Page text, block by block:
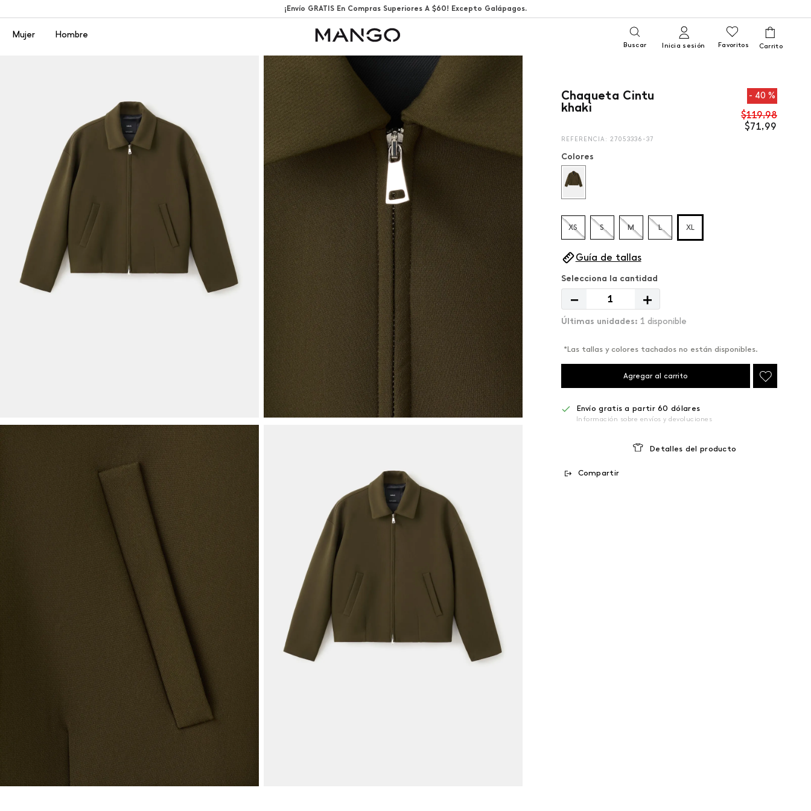
¡Envío GRATIS En Compras Superiores A $60! Excepto Galápagos.
Menú
Mujer Hombre
Buscar Inicia sesión Favoritos
Chaqueta Cintu
khaki
40 %
$119,98
$71,99
REFERENCIA : 27053336-37
Colores
XS S M L XL
Guía de tallas
＋
－
1 disponible
*Las tallas y colores tachados no están disponibles.
Agregar al carrito
Envío gratis a partir 60 dólares
Información sobre envíos y devoluciones
Detalles del producto
Compartir